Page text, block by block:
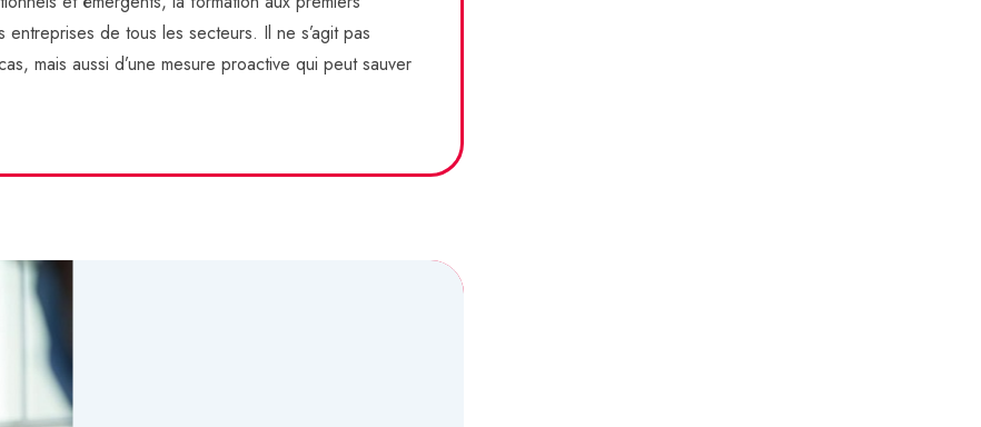
de tous les secteurs. Il ne s’agit pas
mais aussi d’une mesure proactive qui peut sauver